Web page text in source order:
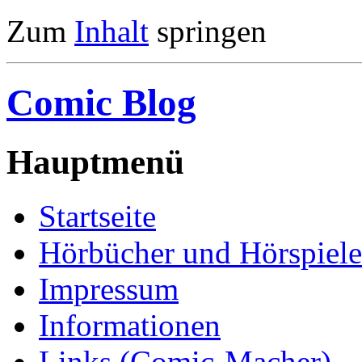
Zum Inhalt springen
Comic Blog
Hauptmenü
Startseite
Hörbücher und Hörspiele
Impressum
Informationen